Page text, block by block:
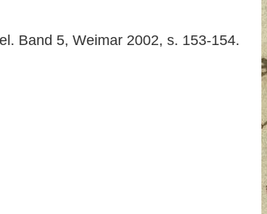
Band 5, Weimar 2002, s. 153-154.